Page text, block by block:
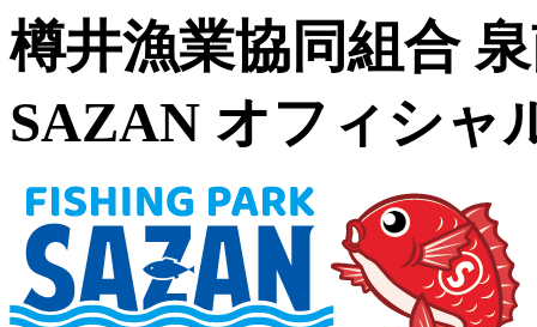
樽井漁業協同組合
SAZAN オフィシャ